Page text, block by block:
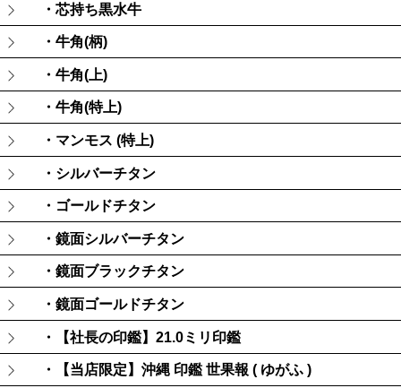
・芯持ち黒水牛
・牛角(柄)
・牛角(上)
・牛角(特上)
・マンモス (特上)
・シルバーチタン
・ゴールドチタン
・鏡面シルバーチタン
・鏡面ブラックチタン
・鏡面ゴールドチタン
・【社長の印鑑】21.0ミリ印鑑
・【当店限定】沖縄 印鑑 世果報 ( ゆがふ )